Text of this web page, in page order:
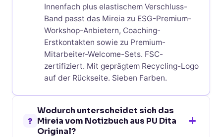
Innenfach plus elastischem Verschluss-
Band passt das Mireia zu ESG-Premium-
Workshop-Anbietern, Coaching-
Erstkontakten sowie zu Premium-
Mitarbeiter-Welcome-Sets. FSC-
zertifiziert. Mit geprägtem Recycling-Logo
auf der Rückseite. Sieben Farben.
?
Wodurch unterscheidet sich das
Mireia vom Notizbuch aus PU Dita
Original?